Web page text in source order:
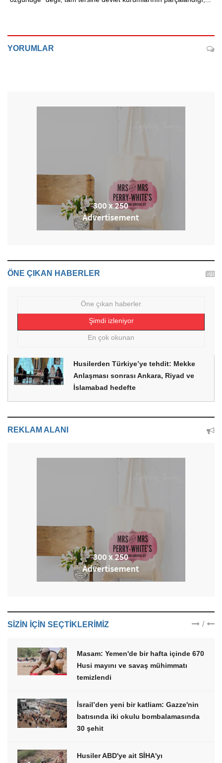
YORUMLAR
ÖNE ÇIKAN HABERLER
Öne çıkan haberler
Şimdi izleniyor
En çok okunan
Husilerden Türkiye’ye tehdit: Mekke
Anlaşması sonrası Ankara, Riyad ve
İslamabad hedefte
REKLAM ALANI
SIZIN IÇIN SEÇTIKLERIMIZ /
Masam: Yemen'de bir hafta içinde 670
Husi mayını ve savaş mühimmatı
temizlendi
İsrail’den yeni bir katliam: Gazze'nin
batısında iki okulu bombalamasında
30 şehit
Husiler ABD'ye ait SİHA'yı